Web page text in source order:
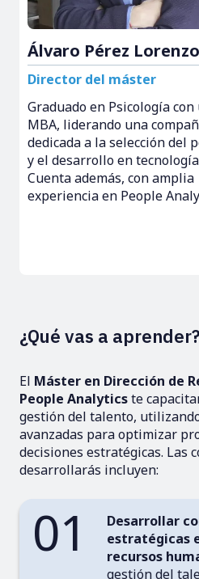
Álvaro Pérez Lorenzo
Director del máster
Graduado en Psicología con
MBA, liderando una
dedicada a la selección del
y el desarrollo en
Cuenta además, con amplia
experiencia en People
¿Qué vas a aprender?
El Máster en Dirección de
People Analyticste
gestión del talento,
avanzadas para optimizar
decisiones estratégicas. Las
desarrollarás incluyen:
01
Desarrollar
estratégicas
recursos
gestión del